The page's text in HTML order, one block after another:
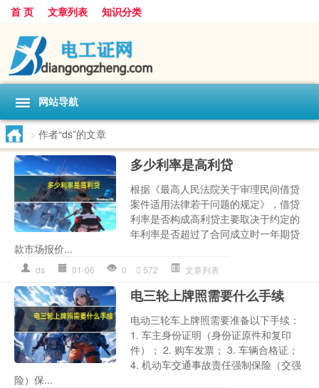
首 页 文章列表 知识分类
网站导航
> 作者“ds”的文章
多少利率是高利贷
根据《最高人民法院关于审理民间借贷
案件适用法律若干问题的规定》，借贷
利率是否构成高利贷主要取决于约定的
年利率是否超过了合同成立时一年期贷
款市场报价...
ds 01-06 0 572 文章列表
电三轮上牌照需要什么手续
电动三轮车上牌照需要准备以下手续：
1. 车主身份证明（身份证原件和复印
件）； 2. 购车发票； 3. 车辆合格证；
4. 机动车交通事故责任强制保险（交强
险）保...